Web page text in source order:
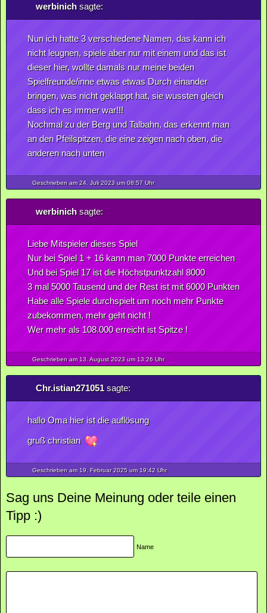
werbinichsagte:
Nun ich hatte 3 verschiedene Namen, das kann ich
nicht leugnen, spiele aber nur mit einem und das ist
dieser hier, wollte damals nur meine beiden
Spielfreunde/inne etwas etwas Durch einander
bringen, was nicht geklappt hat, sie wussten gleich
dass ich es immer war!!!
Nochmal zu der Berg und Talbahn, das erkennt man
an den Pfeilspitzen, die eine zeigen nach oben, die
anderen nach unten
Geschrieben am 24. Juli2023um 08:57 Uhr
werbinichsagte:
Liebe Mitspieler dieses Spiel
Nur bei Spiel 1 + 16 kann man 7000 Punkte erreichen
Und bei Spiel 17 ist die Höchstpunktzahl 8000
3 mal 5000 Tausend und der Rest ist mit 6000 Punkten
Habe alle Spiele durchspielt um noch mehr Punkte
zubekommen, mehr geht nicht !
Wer mehr als 108.000 erreicht ist Spitze !
Geschrieben am 13. August2023um 13:26 Uhr
Chr.istian271051sagte:
hallo Oma hier ist die auflösung
gruß christian
Geschrieben am 19. Februar2025um 19:42 Uhr
Sag uns Deine Meinung oder teile einen
Tipp :)
Name